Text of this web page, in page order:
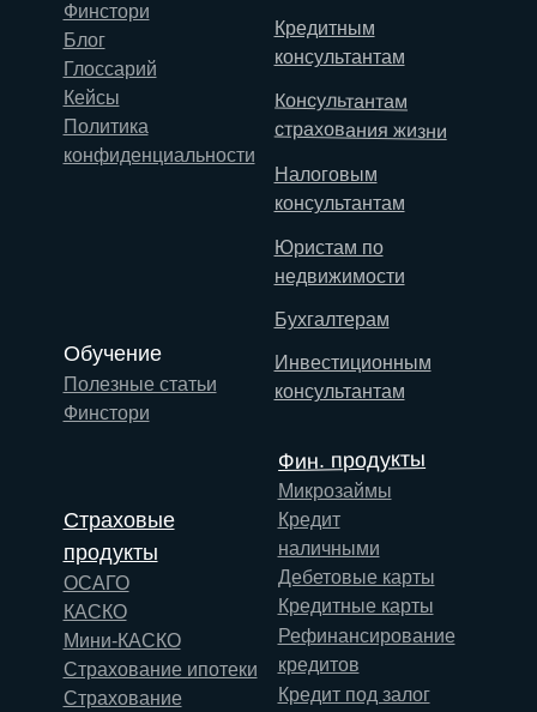
Кредитным
консультантам
Консультантам
страхования жизни
Налоговым
консультантам
Инвестиционным
консультантам
Бухгалтерам
Юристам по
недвижимости
Обучение
Полезные статьи
Финстори
Фин. продукты
Микрозаймы
Кредит
наличными
Дебетовые карты
Кредитные карты
Рефинансирование
кредитов
Кредит под залог
Страховые
продукты
ОСАГО
КАСКО
Мини-КАСКО
Страхование ипотеки
Страхование
Финстори
Блог
Глоссарий
Кейсы
Политика
конфиденциальности